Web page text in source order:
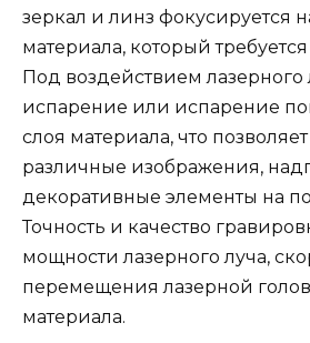
зеркал и линз фокусируется
материала, который
Под воздействием лазерного
испарение или испарение
слоя материала, что
различные изображения,
декоративные элементы на
Точность и качество
мощности лазерного луча,
перемещения лазерной
материала.